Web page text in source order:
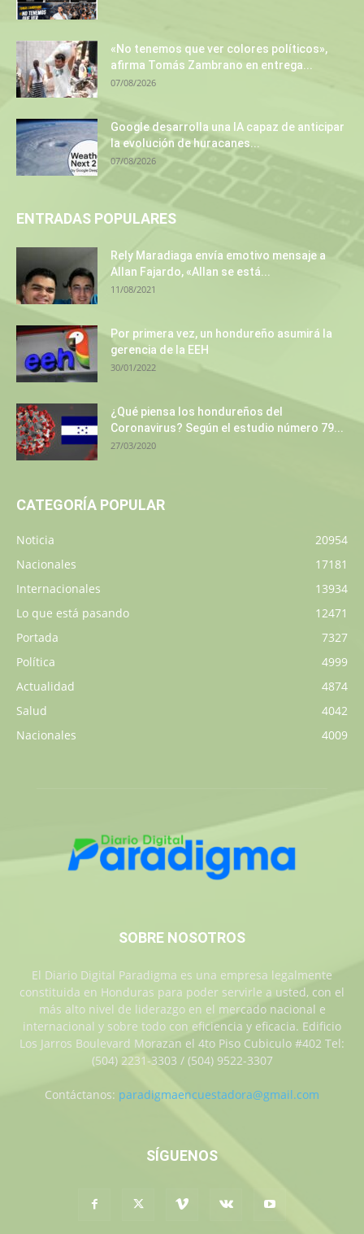
«No tenemos que ver colores políticos»,
afirma Tomás Zambrano en entrega...
07/08/2026
Google desarrolla una IA capaz de anticipar
la evolución de huracanes...
07/08/2026
ENTRADAS POPULARES
Rely Maradiaga envía emotivo mensaje a
Allan Fajardo, «Allan se está...
11/08/2021
Por primera vez, un hondureño asumirá la
gerencia de la EEH
30/01/2022
¿Qué piensa los hondureños del
Coronavirus? Según el estudio número 79...
27/03/2020
CATEGORÍA POPULAR
Noticia
20954
Nacionales
17181
Internacionales
13934
Lo que está pasando
12471
Portada
7327
Política
4999
Actualidad
4874
Salud
4042
Nacionales
4009
SOBRE NOSOTROS
El Diario Digital Paradigma es una empresa legalmente
constituida en Honduras para poder servirle a usted, con el
más alto nivel de liderazgo en el mercado nacional e
internacional y sobre todo con eficiencia y eficacia. Edificio
Los Jarros Boulevard Morazan el 4to Piso Cubiculo #402 Tel:
(504) 2231-3303 / (504) 9522-3307
Contáctanos: paradigmaencuestadora@gmail.com
SÍGUENOS